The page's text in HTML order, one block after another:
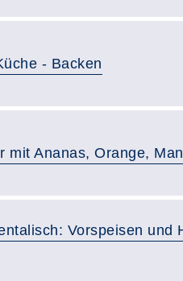
- Backen
mit Ananas, Orange,
Vorspeisen und